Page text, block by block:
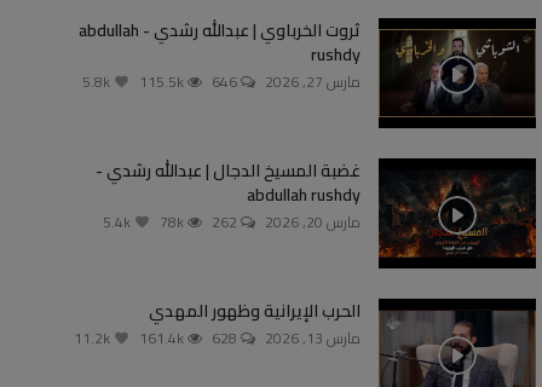
ثروت الخرباوي | عبدالله رشدي - abdullah
rushdy
مارس 27, 2026 646
115.5k
غضبة المسيخ الدجال | عبدالله رشدي -
abdullah rushdy
مارس 20, 2026 262
78k
الحرب الإيرانية وظهور المهدي
مارس 13, 2026 628
161.4k